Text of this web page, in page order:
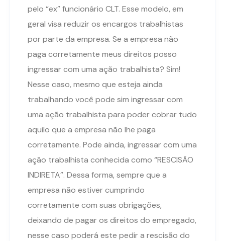
pelo “ex” funcionário CLT. Esse modelo, em
geral visa reduzir os encargos trabalhistas
por parte da empresa. Se a empresa não
paga corretamente meus direitos posso
ingressar com uma ação trabalhista? Sim!
Nesse caso, mesmo que esteja ainda
trabalhando você pode sim ingressar com
uma ação trabalhista para poder cobrar tudo
aquilo que a empresa não lhe paga
corretamente. Pode ainda, ingressar com uma
ação trabalhista conhecida como “RESCISÃO
INDIRETA”. Dessa forma, sempre que a
empresa não estiver cumprindo
corretamente com suas obrigações,
deixando de pagar os direitos do empregado,
nesse caso poderá este pedir a rescisão do